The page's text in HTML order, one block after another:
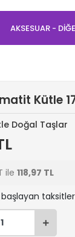
AKSESUAR -
Kütle
Doğal Taşlar
ile118,97 TL
başlayan